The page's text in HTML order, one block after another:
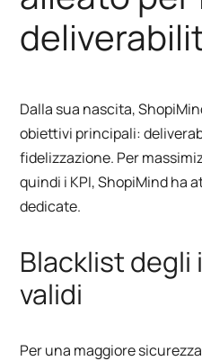
Dalla sua nascita,
obiettivi principali:
fidelizzazione. Per
quindi i KPI, ShopiMind ha
dedicate.
Blacklist degli
validi
Per una maggiore